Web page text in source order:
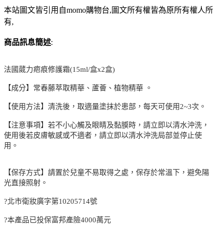
本站圖文皆引用自momo購物台,圖文所有權皆為原所有權人所
有,
商品訊息簡述:
法國葳力疤痕修護霜(15ml/盒x2盒)
【成分】常春藤萃取精華、蘆薈、植物精華 。
【使用方法】清洗後，取適量塗抹於患部，每天可使用2~3次。
【注意事項】若不小心觸及眼睛及黏膜時，請立即以清水沖洗，
使用後若皮膚敏感或不適者，請立即以清水沖洗局部並停止使
用。
【保存方式】請置於兒童不易取得之處，保存於常溫下，避免陽
光直接照射。
?北市衛妝廣字第10205714號
?本產品已投保富邦產險4000萬元